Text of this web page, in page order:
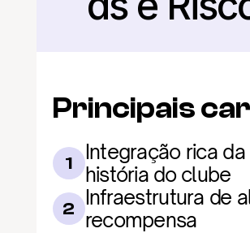
Principais
1
Integração rica da
história do clube
2 Infraestrutura de
recompensa